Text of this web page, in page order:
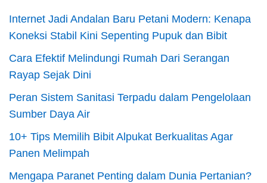
Internet Jadi Andalan Baru Petani Modern: Kenapa
Koneksi Stabil Kini Sepenting Pupuk dan Bibit
Cara Efektif Melindungi Rumah Dari Serangan
Rayap Sejak Dini
Peran Sistem Sanitasi Terpadu dalam Pengelolaan
Sumber Daya Air
10+ Tips Memilih Bibit Alpukat Berkualitas Agar
Panen Melimpah
Mengapa Paranet Penting dalam Dunia Pertanian?